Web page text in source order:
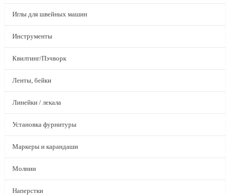
Иглы для швейных машин
Инструменты
Квилтинг/Пэчворк
Ленты, бейки
Линейки / лекала
Установка фурнитуры
Маркеры и карандаши
Молнии
Наперстки